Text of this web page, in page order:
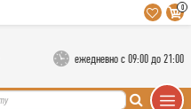
0
ежедневно с 09:00 до 21:00